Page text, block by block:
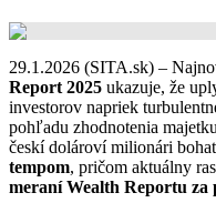
29.1.2026 (SITA.sk) –
Report 2025 ukazuje, že
investorov napriek
pohľadu zhodnotenia
českí dolároví milionári
tempom, pričom aktuálny
meraní Wealth Reportu za